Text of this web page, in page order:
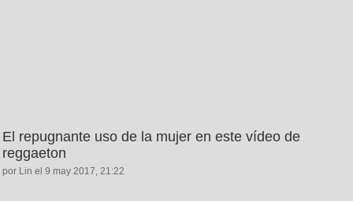
El repugnante uso de la mujer en este vídeo de
reggaeton
por Lin el 9 may 2017, 21:22